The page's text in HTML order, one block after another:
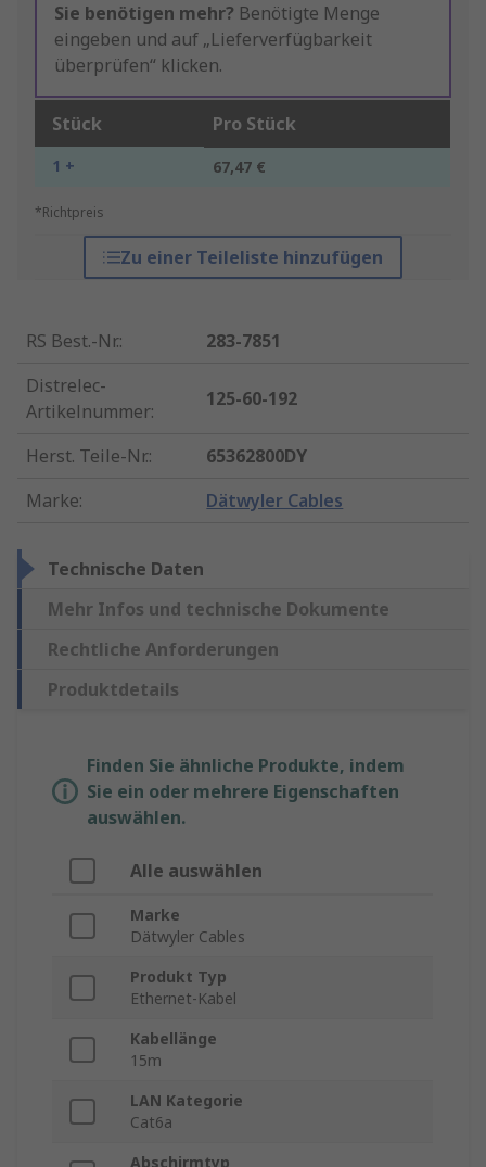
Sie benötigen mehr? Benötigte Menge
eingeben und auf „Lieferverfügbarkeit
überprüfen“ klicken.
Stück Pro Stück
1 + 67,47 €
*Richtpreis
Zu einer Teileliste hinzufügen
RS Best.-Nr.:
283-7851
Distrelec-
Artikelnummer:
125-60-192
Herst. Teile-Nr.:
65362800DY
Marke: Dätwyler Cables
Technische Daten
Mehr Infos und technische Dokumente
Rechtliche Anforderungen
Produktdetails
Finden Sie ähnliche Produkte, indem
Sie ein oder mehrere Eigenschaften
auswählen.
Alle auswählen
Marke
Dätwyler Cables
Produkt Typ
Ethernet-Kabel
Kabellänge
15m
LAN Kategorie
Cat6a
Abschirmtyp